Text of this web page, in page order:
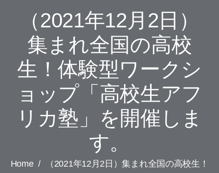
（2021年12月2日）
集まれ全国の高校
生！体験型ワークシ
ョップ「高校生アフ
リカ塾」を開催しま
す。
Home /
（2021年12月2日）集まれ全国の高校生！